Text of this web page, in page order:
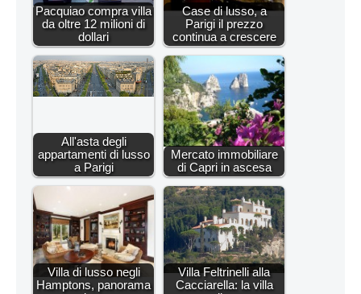
Pacquiao compra villa
da oltre 12 milioni di
dollari
Case di lusso, a
Parigi il prezzo
continua a crescere
All'asta degli
appartamenti di lusso
a Parigi
Mercato immobiliare
di Capri in ascesa
Villa di lusso negli
Hamptons, panorama
Villa Feltrinelli alla
Cacciarella: la villa